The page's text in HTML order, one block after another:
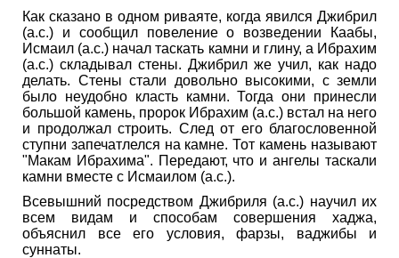
Как сказано в одном риваяте, когда явился Джибрил
(а.с.) и сообщил повеление о возведении Каабы,
Исмаил (а.с.) начал таскать камни и глину, а Ибрахим
(а.с.) складывал стены. Джибрил же учил, как надо
делать. Стены стали довольно высокими, с земли
было неудобно класть камни. Тогда они принесли
большой камень, пророк Ибрахим (а.с.) встал на него
и продолжал строить. След от его благословенной
ступни запечатлелся на камне. Тот камень называют
"Макам Ибрахима". Передают, что и ангелы таскали
камни вместе с Исмаилом (а.с.).
Всевышний посредством Джибриля (а.с.) научил их
всем видам и способам совершения хаджа,
объяснил все его условия, фарзы, ваджибы и
суннаты.